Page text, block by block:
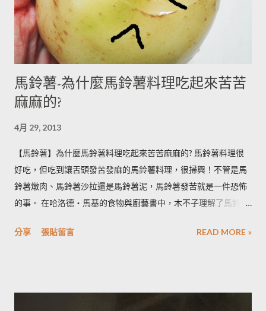
馬鈴薯-為什麼馬鈴薯料理吃起來苦苦
麻麻的?
4月 29, 2013
【馬鈴薯】為什麼馬鈴薯料理吃起來苦苦麻麻的? 馬鈴薯料理很
好吃，但吃到讓舌頭發苦發麻的馬鈴薯料理，很掃興！不管是馬
鈴薯燉肉、馬鈴薯沙拉還是馬鈴薯泥，馬鈴薯發苦就是一件恐怖
的事。 在哈洛德‧馬基的食物與廚藝書中，木不子理解了馬鈴薯
房知識！ ◆ 馬鈴薯有苦味正常嗎？ 正常。馬鈴薯以含有大量茄
曝曬容易讓生物鹼含量增加，苦味也會變得明顯。由於光線同時
分享 張貼留言 READ MORE »